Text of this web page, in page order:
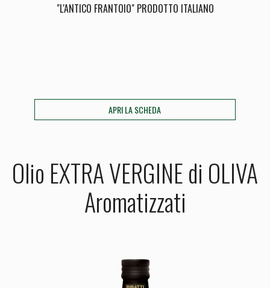
"L'ANTICO FRANTOIO" PRODOTTO ITALIANO
APRI LA SCHEDA
Olio EXTRA VERGINE di OLIVA
Aromatizzati